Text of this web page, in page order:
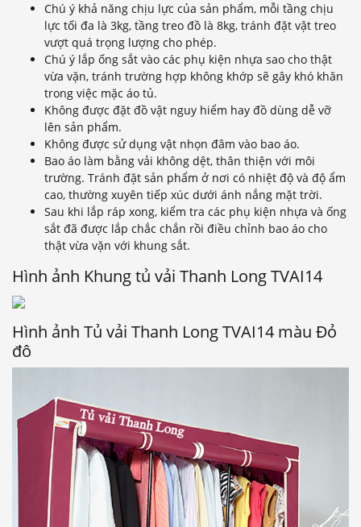
Chú ý khả năng chịu lực của sản phẩm, mỗi tầng chịu
lực tối đa là 3kg, tầng treo đồ là 8kg, tránh đặt vật treo
vượt quá trọng lượng cho phép.
Chú ý lắp ống sắt vào các phụ kiện nhựa sao cho thật
vừa vặn, tránh trường hợp không khớp sẽ gây khó khăn
trong việc mặc áo tủ.
Không được đặt đồ vật nguy hiểm hay đồ dùng dễ vỡ
lên sản phẩm.
Không được sử dụng vật nhọn đâm vào bao áo.
Bao áo làm bằng vải không dệt, thân thiện với môi
trường. Tránh đặt sản phẩm ở nơi có nhiệt độ và độ ẩm
cao, thường xuyên tiếp xúc dưới ánh nắng mặt trời.
Sau khi lắp ráp xong, kiểm tra các phụ kiện nhựa và ống
sắt đã được lắp chắc chắn rồi điều chỉnh bao áo cho
thật vừa vặn với khung sắt.
Hình ảnh Khung tủ vải Thanh Long TVAI14
Hình ảnh Tủ vải Thanh Long TVAI14 màu Đỏ
đô